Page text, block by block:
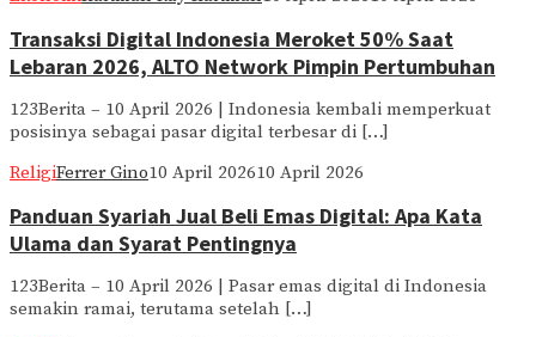
Transaksi Digital Indonesia Meroket 50% Saat
Lebaran 2026, ALTO Network Pimpin Pertumbuhan
123Berita – 10 April 2026 | Indonesia kembali memperkuat
posisinya sebagai pasar digital terbesar di […]
ReligiFerrer Gino10 April 202610 April 2026
Panduan Syariah Jual Beli Emas Digital: Apa Kata
Ulama dan Syarat Pentingnya
123Berita – 10 April 2026 | Pasar emas digital di Indonesia
semakin ramai, terutama setelah […]